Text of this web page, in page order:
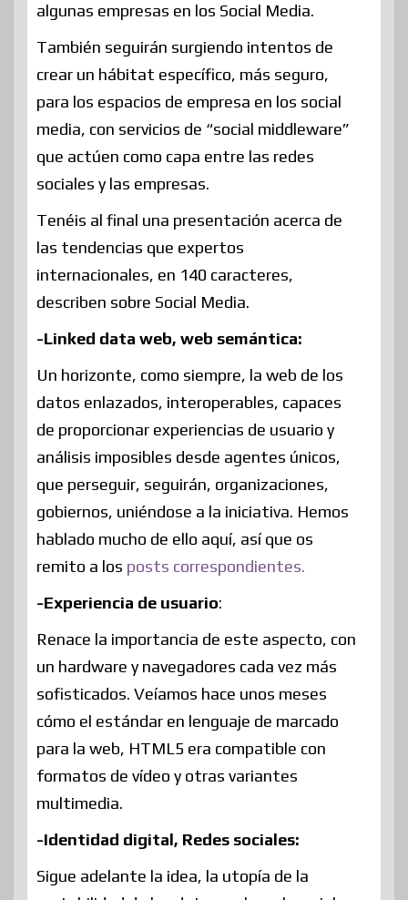
algunas empresas en los Social Media.
También seguirán surgiendo intentos de
crear un hábitat específico, más seguro,
para los espacios de empresa en los social
media, con servicios de “social middleware”
que actúen como capa entre las redes
sociales y las empresas.
Tenéis al final una presentación acerca de
las tendencias que expertos
internacionales, en 140 caracteres,
describen sobre Social Media.
-Linked data web, web semántica:
Un horizonte, como siempre, la web de los
datos enlazados, interoperables, capaces
de proporcionar experiencias de usuario y
análisis imposibles desde agentes únicos,
que perseguir, seguirán, organizaciones,
gobiernos, uniéndose a la iniciativa. Hemos
hablado mucho de ello aquí, así que os
remito a los posts correspondientes.
-Experiencia de usuario:
Renace la importancia de este aspecto, con
un hardware y navegadores cada vez más
sofisticados. Veíamos hace unos meses
cómo el estándar en lenguaje de marcado
para la web, HTML5 era compatible con
formatos de vídeo y otras variantes
multimedia.
-Identidad digital, Redes sociales:
Sigue adelante la idea, la utopía de la